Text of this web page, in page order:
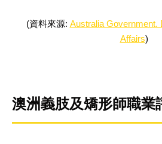
(資料來源: Australia Government.
Affairs)
澳洲義肢及矯形師職業